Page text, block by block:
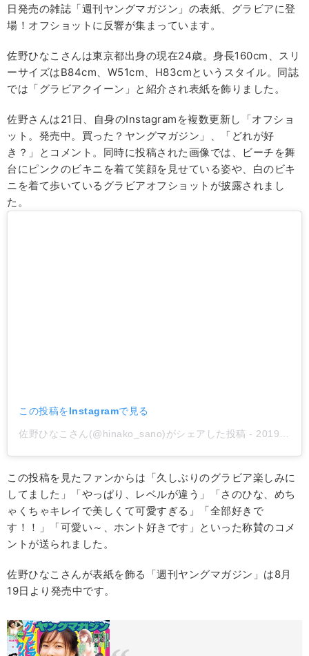
日発売の雑誌「週刊ヤングマガジン」の表紙、グラビアに登
場！オフショットに反響が集まっています。
佐野ひなこさんは東京都出身の現在24歳。身長160cm、スリ
ーサイズはB84cm、W51cm、H83cmというスタイル。同誌
では「グラビアクイーン」と紹介され表紙を飾りました。
佐野さんは21日、自身のInstagramを複数更新し「オフショ
ット。発売中。買った？ヤングマガジン」、「どれが好
き？」とコメント。同時に投稿された画像では、ビーチを舞
台にピンクのビキニを着て笑顔を見せている姿や、白のビキ
ニを着て歩いているグラビアオフショットが披露されまし
た。
この投稿をInstagramで見る
佐野ひなこさん(@hinako_sano)がシェアした投稿 - 2019年 8月月20日午後10時21分PDT
この投稿を見たファンからは「久しぶりのグラビア楽しみに
してました」「やっぱり、レベルが違う」「さのひな、めち
ゃくちゃキレイで美しくて可愛すぎる」「全部好きで
す！！」「可愛い～、ホント好きです」といった称賛のコメ
ントが送られました。
佐野ひなこさんが表紙を飾る「週刊ヤングマガジン」は8月
19日より発売中です。